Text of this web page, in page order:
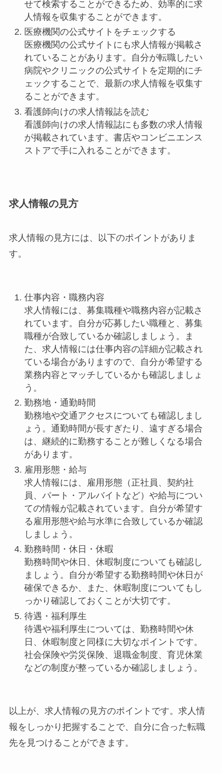
せて検索することができるため、効率的に求
人情報を収集することができます。
医療機関の公式サイトをチェックする
医療機関の公式サイトにも求人情報が掲載さ
れていることがあります。自分が転職したい
病院やクリニックの公式サイトを定期的にチ
ェックすることで、最新の求人情報を収集す
ることができます。
看護師向けの求人情報誌を読む
看護師向けの求人情報誌にも多数の求人情報
が掲載されています。書店やコンビニエンス
ストアで手に入れることができます。
求人情報の見方
求人情報の見方には、以下のポイントがありま
す。
仕事内容・職務内容
求人情報には、募集職種や職務内容が記載さ
れています。自分が応募したい職種と、募集
職種が合致しているか確認しましょう。ま
た、求人情報には仕事内容の詳細が記載され
ている場合がありますので、自分が希望する
業務内容とマッチしているかも確認しましょ
う。
勤務地・通勤時間
勤務地や交通アクセスについても確認しまし
ょう。通勤時間が長すぎたり、遠すぎる場合
は、継続的に勤務することが難しくなる場合
があります。
雇用形態・給与
求人情報には、雇用形態（正社員、契約社
員、パート・アルバイトなど）や給与につい
ての情報が記載されています。自分が希望す
る雇用形態や給与水準に合致しているか確認
しましょう。
勤務時間・休日・休暇
勤務時間や休日、休暇制度についても確認し
ましょう。自分が希望する勤務時間や休日が
確保できるか、また、休暇制度についてもし
っかり確認しておくことが大切です。
待遇・福利厚生
待遇や福利厚生については、勤務時間や休
日、休暇制度と同様に大切なポイントです。
社会保険や労災保険、退職金制度、育児休業
などの制度が整っているか確認しましょう。
以上が、求人情報の見方のポイントです。求人情
報をしっかり把握することで、自分に合った転職
先を見つけることができます。